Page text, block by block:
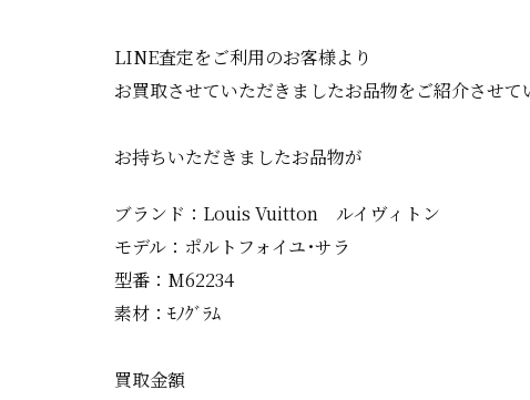
LINE査定をご利用のお客様より
お買取させていただきましたお品物をご紹介させて
お持ちいただきましたお品物が
ブランド：Louis Vuitton ルイヴィトン
モデル：ポルトフォイユ･サラ
型番：M62234
素材：ﾓﾉｸﾞﾗﾑ
買取金額